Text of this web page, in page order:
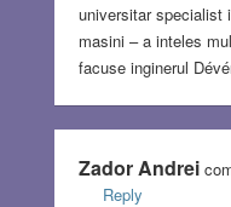
universitar specialist
masini – a inteles
facuse inginerul
Zador Andrei
Reply